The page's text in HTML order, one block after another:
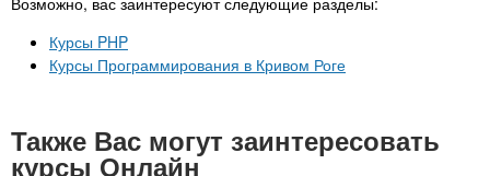
i
n
н
За рубежом
Курсы PHP
Курсы Программирования в Кривом Роге
Также Вас могут заинтересовать
курсы Онлайн